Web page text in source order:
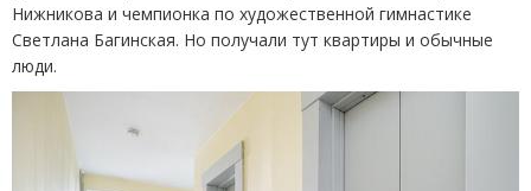
Нижникова и чемпионка по художественной гимнастике
Светлана Багинская. Но получали тут квартиры и обычные
люди.